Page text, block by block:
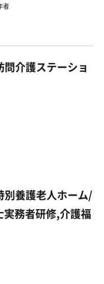
者
問介護ステーショ
別養護老人ホーム/
務者研修,介護福